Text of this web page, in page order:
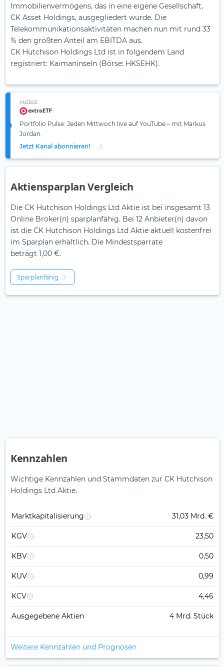
Immobilienvermögens, das in eine eigene Gesellschaft,
CK Asset Holdings, ausgegliedert wurde. Die
Telekommunikationsaktivitäten machen nun mit rund 33
% den größten Anteil am EBITDA aus.
CK Hutchison Holdings Ltd ist in folgendem Land
registriert: Kaimaninseln (Börse: HKSEHK).
ANZEIGE
Portfolio Pulse: Jeden Mittwoch live auf YouTube – mit Markus
Jordan.
Jetzt Kanal abonnieren!
Aktiensparplan Vergleich
Die CK Hutchison Holdings Ltd Aktie ist bei insgesamt 13
Online Broker(n) sparplanfähig. Bei 12 Anbieter(n) davon
ist die CK Hutchison Holdings Ltd Aktie aktuell kostenfrei
im Sparplan erhältlich. Die Mindestsparrate
beträgt 1,00 €.
Sparplanfähig
Kennzahlen
Wichtige Kennzahlen und Stammdaten zur CK Hutchison
Holdings Ltd Aktie.
Marktkapitalisierung 31,03 Mrd. €
KGV 23,50
KBV 0,50
KUV 0,99
KCV 4,46
Ausgegebene Aktien 4 Mrd. Stück
Weitere Kennzahlen und Prognosen